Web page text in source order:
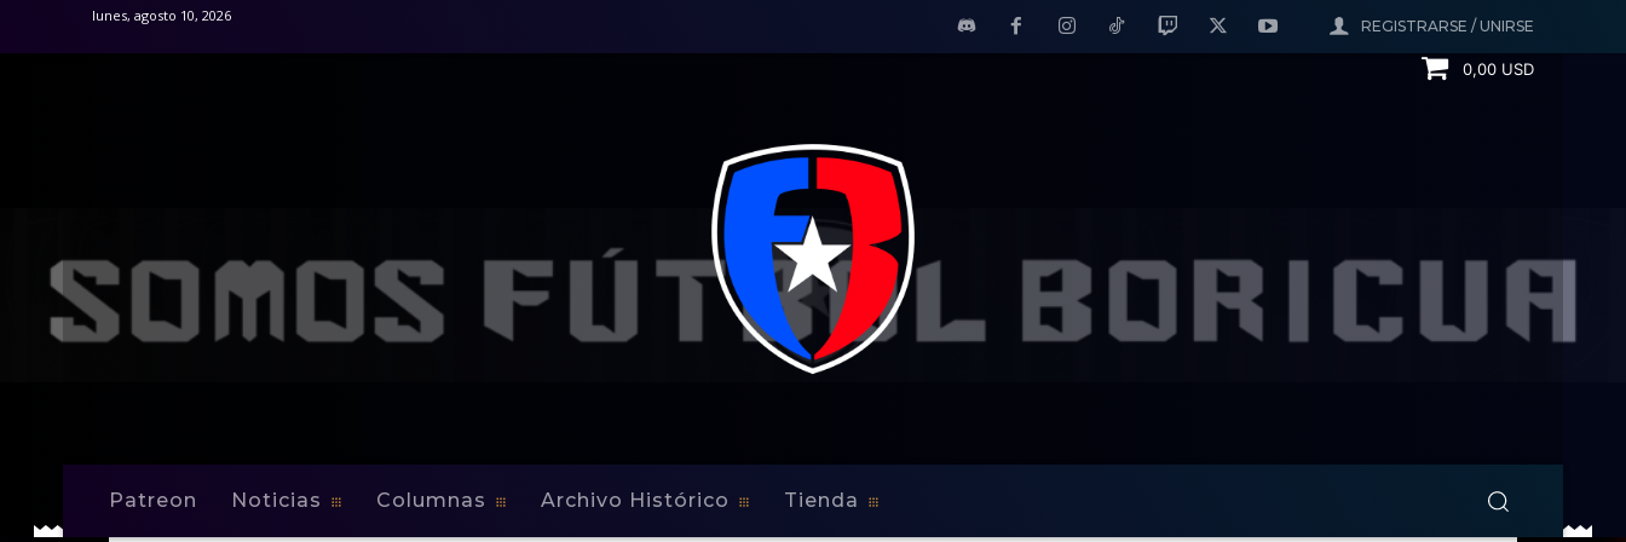
REGISTRARSE / UNIRSE
lunes, agosto 10, 2026
0,00 USD
Patreon Noticias Columnas Archivo Histórico Tienda